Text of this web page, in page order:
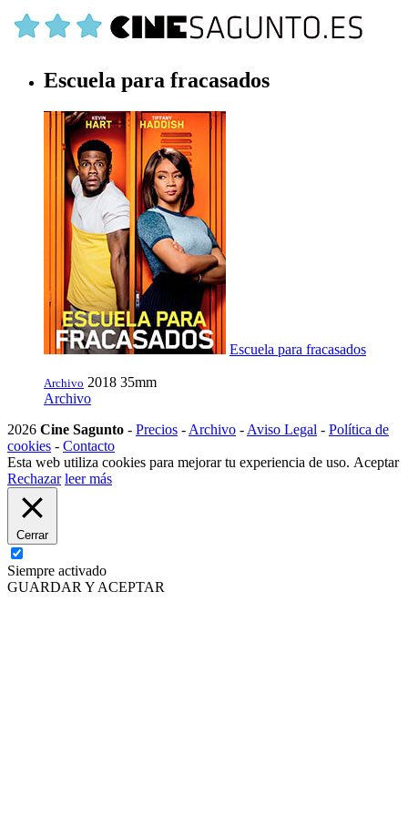
Escuela para fracasados
Escuela para fracasados
Archivo 2018 35mm
Archivo
2026 Cine Sagunto - Precios - Archivo - Aviso Legal - Política de
cookies - Contacto
Esta web utiliza cookies para mejorar tu experiencia de uso. Aceptar
Rechazar leer más
Cerrar
Siempre activado
GUARDAR Y ACEPTAR